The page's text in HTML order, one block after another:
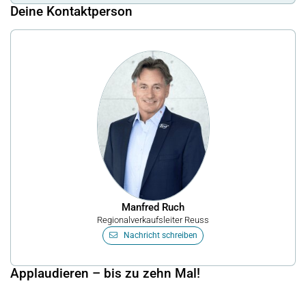
Deine Kontaktperson
Manfred Ruch
Regionalverkaufsleiter Reuss
Nachricht schreiben
Applaudieren – bis zu zehn Mal!